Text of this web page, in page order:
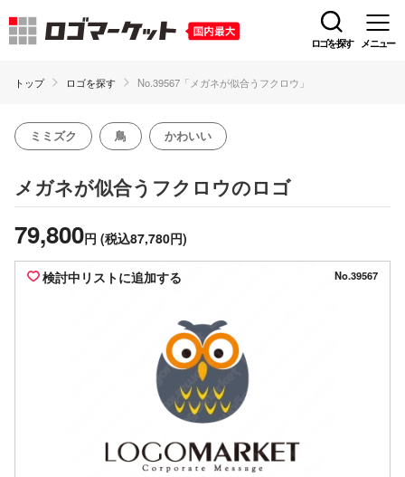
ロゴを探す メニュー
トップ ロゴを探す No.39567「メガネが似合うフクロウ」
ミミズク 鳥 かわいい
メガネが似合うフクロウのロゴ
79,800円 (税込87,780円)
検討中リストに追加する No.39567